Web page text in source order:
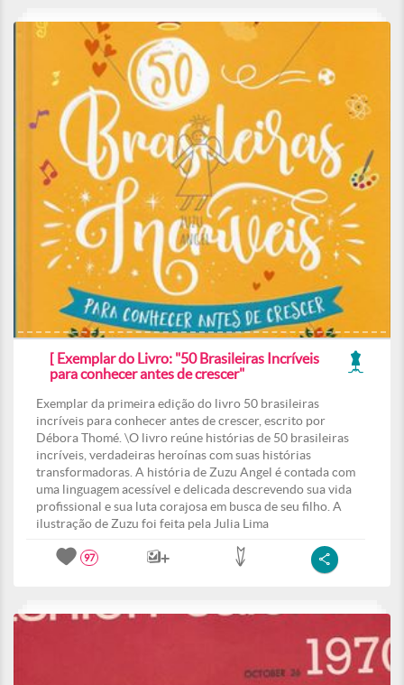
[ Exemplar do Livro: "50 Brasileiras Incríveis
para conhecer antes de crescer"
Exemplar da primeira edição do livro 50 brasileiras
incríveis para conhecer antes de crescer, escrito por
Débora Thomé. \O livro reúne histórias de 50 brasileiras
incríveis, verdadeiras heroínas com suas histórias
transformadoras. A história de Zuzu Angel é contada com
uma linguagem acessível e delicada descrevendo sua vida
profissional e sua luta corajosa em busca de seu filho. A
ilustração de Zuzu foi feita pela Julia Lima
97